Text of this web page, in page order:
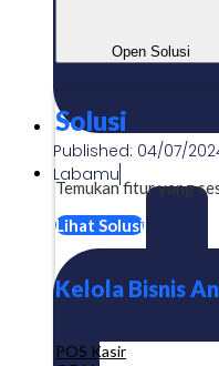
Open Solusi
Solusi
Temukan fitur yang
Lihat Solusi
Kelola Bisnis
POS Kasir
Published: 04/07/
Labamu